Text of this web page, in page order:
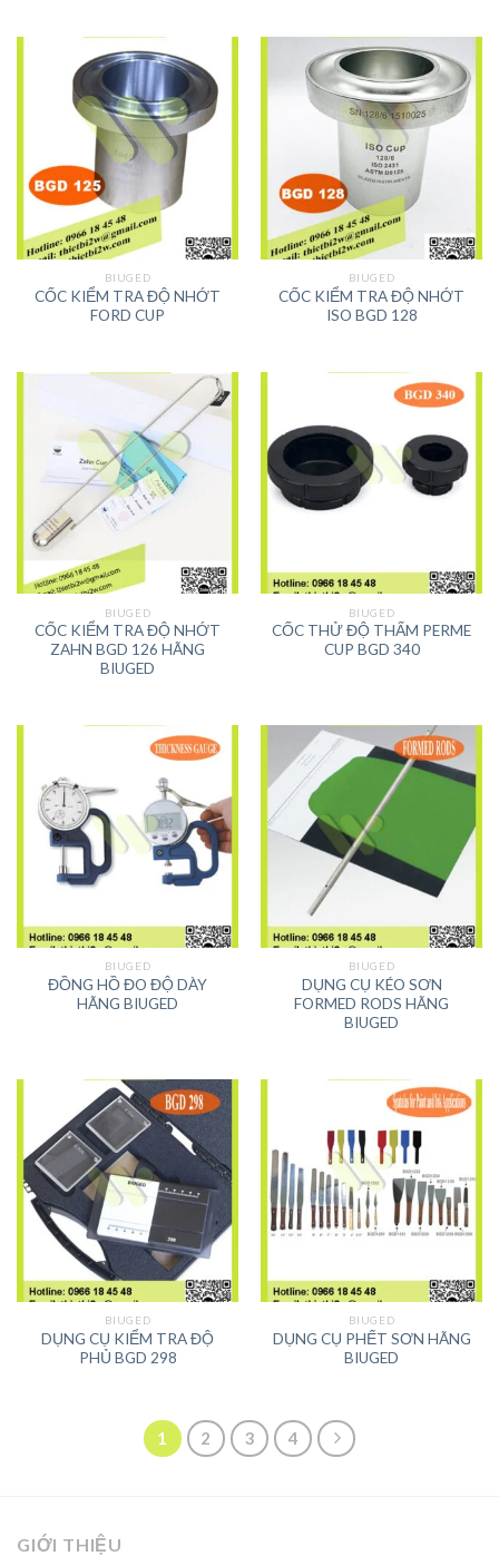
BIUGED
CỐC KIỂM TRA ĐỘ NHỚT
FORD CUP
BIUGED
CỐC KIỂM TRA ĐỘ NHỚT
ISO BGD 128
BIUGED
CỐC KIỂM TRA ĐỘ NHỚT
ZAHN BGD 126 HÃNG
BIUGED
BIUGED
CỐC THỬ ĐỘ THẤM PERME
CUP BGD 340
BIUGED
ĐỒNG HỒ ĐO ĐỘ DÀY
HÃNG BIUGED
BIUGED
DỤNG CỤ KÉO SƠN
FORMED RODS HÃNG
BIUGED
BIUGED
DỤNG CỤ KIỂM TRA ĐỘ
PHỦ BGD 298
BIUGED
DỤNG CỤ PHẾT SƠN HÃNG
BIUGED
1 2 3 4
GIỚI THIỆU